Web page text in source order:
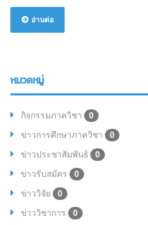
อ่านต่อ
หมวดหมู่
กิจกรรมภาควิชา
0
ข่าวการศึกษาภาควิชา
0
ข่าวประชาสัมพันธ์
0
ข่าวรับสมัคร
0
ข่าววิจัย
0
ข่าววิชาการ
0